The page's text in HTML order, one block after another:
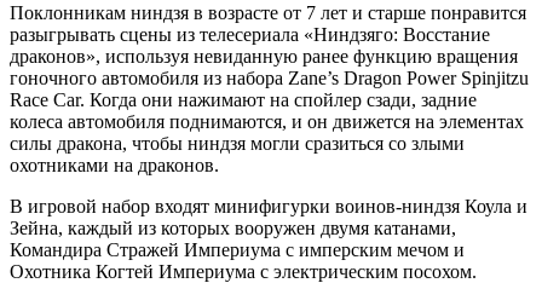
Поклонникам ниндзя в возрасте от 7 лет и старше понравится
разыгрывать сцены из телесериала «Ниндзяго: Восстание
драконов», используя невиданную ранее функцию вращения
гоночного автомобиля из набора Zane’s Dragon Power Spinjitzu
Race Car. Когда они нажимают на спойлер сзади, задние
колеса автомобиля поднимаются, и он движется на элементах
силы дракона, чтобы ниндзя могли сразиться со злыми
охотниками на драконов.
В игровой набор входят минифигурки воинов-ниндзя Коула и
Зейна, каждый из которых вооружен двумя катанами,
Командира Стражей Империума с имперским мечом и
Охотника Когтей Империума с электрическим посохом.